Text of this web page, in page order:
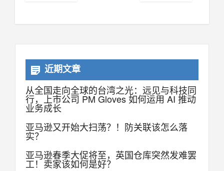
近期文章
从全国走向全球的台湾之光：远见与科技同
行，上市公司 PM Gloves 如何运用 AI 推动
业务成长
亚马逊又开始大扫荡？！防关联该怎么落
实？
亚马逊春季大促将至，英国仓库突然发难罢
工！卖家该如何是好？